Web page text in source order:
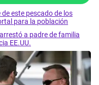
este pescado de los
para la población
a padre de familia
EE.UU.